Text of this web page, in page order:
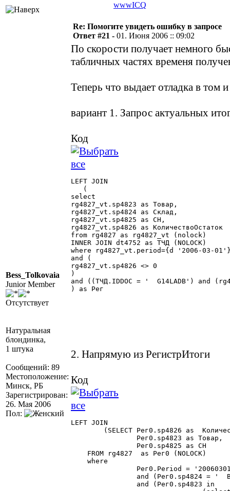
wwwICQ
Bess_Tolkovaia
Junior Member
Отсутствует
Натуральная
блондинка,
1 штука
Сообщений: 89
Местоположение:
Минск, РБ
Зарегистрирован:
26. Мая 2006
Пол:
Re: Помогите увидеть ошибку в запросе
Ответ #21 - 01. Июня 2006 :: 09:02
По скорости получает немного
табличных частях временя
Теперь что выдает отладка в том
вариант 1. Запрос актуальных
Код
LEFT JOIN
(
select
rg4827_vt.sp4823 as Товар,
rg4827_vt.sp4824 as Склад,
rg4827_vt.sp4825 as СН,
rg4827_vt.sp4826 as КоличествоОстаток
from rg4827 as rg4827_vt (nolock)
INNER JOIN dt4752 as ТЧД (NOLOCK) 			ON (rg4827_vt.sp4823 = ТЧД.sp4750) and (rg4827_vt.sp4825 = ТЧД.sp4748)
where rg4827_vt.period={d '2006-03-
and (
rg4827_vt.sp4826 <> 0
)
and ((ТЧД.IDDOC = '  G14LADB') and (rg4827_vt.sp4824 = '  BY' + '   1TO
) as Рег
2. Напрямую из РегистрИтоги
Код
LEFT JOIN
FROM rg4827  as Рег0 (NOLOCK)
where